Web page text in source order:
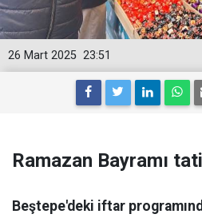
23:51
26 Mart 2025
Ramazan Bayramı
Beştepe'deki iftar